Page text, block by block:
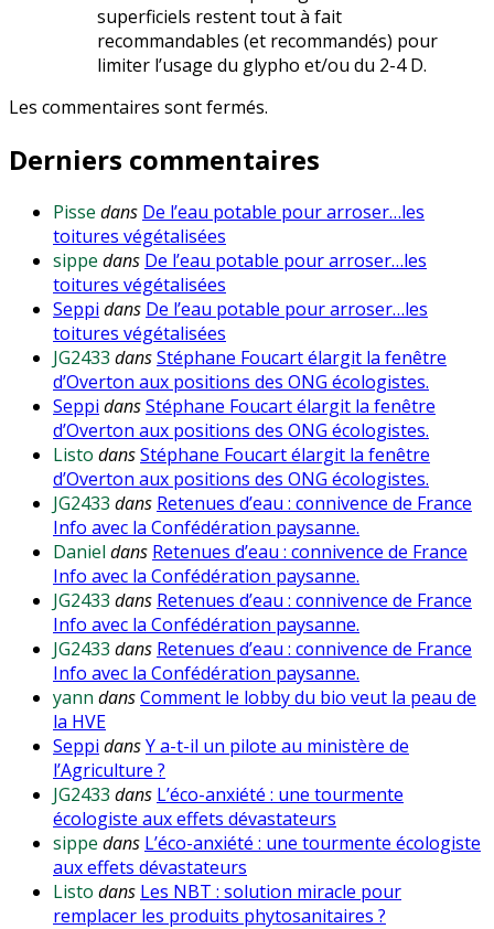
superficiels restent tout à fait
recommandables (et recommandés) pour
limiter l’usage du glypho et/ou du 2-4 D.
Les commentaires sont fermés.
Derniers commentaires
Pisse dans De l’eau potable pour arroser…les
toitures végétalisées
sippe dans De l’eau potable pour arroser…les
toitures végétalisées
Seppi dans De l’eau potable pour arroser…les
toitures végétalisées
JG2433 dansStéphane Foucart élargit la fenêtre
d’Overton aux positions des ONG écologistes.
Seppi dansStéphane Foucart élargit la fenêtre
d’Overton aux positions des ONG écologistes.
Listo dansStéphane Foucart élargit la fenêtre
d’Overton aux positions des ONG écologistes.
JG2433 dans Retenues d’eau : connivence de France
Info avec la Confédération paysanne.
Daniel dans Retenues d’eau : connivence de France
Info avec la Confédération paysanne.
JG2433 dans Retenues d’eau : connivence de France
Info avec la Confédération paysanne.
JG2433 dans Retenues d’eau : connivence de France
Info avec la Confédération paysanne.
yann dansComment le lobby du bio veut la peau de
la HVE
Seppi dansY a-t-il un pilote au ministère de
l’Agriculture ?
JG2433 dans L’éco-anxiété : une tourmente
écologiste aux effets dévastateurs
sippe dans L’éco-anxiété : une tourmente écologiste
aux effets dévastateurs
Listo dans Les NBT : solution miracle pour
remplacer les produits phytosanitaires ?